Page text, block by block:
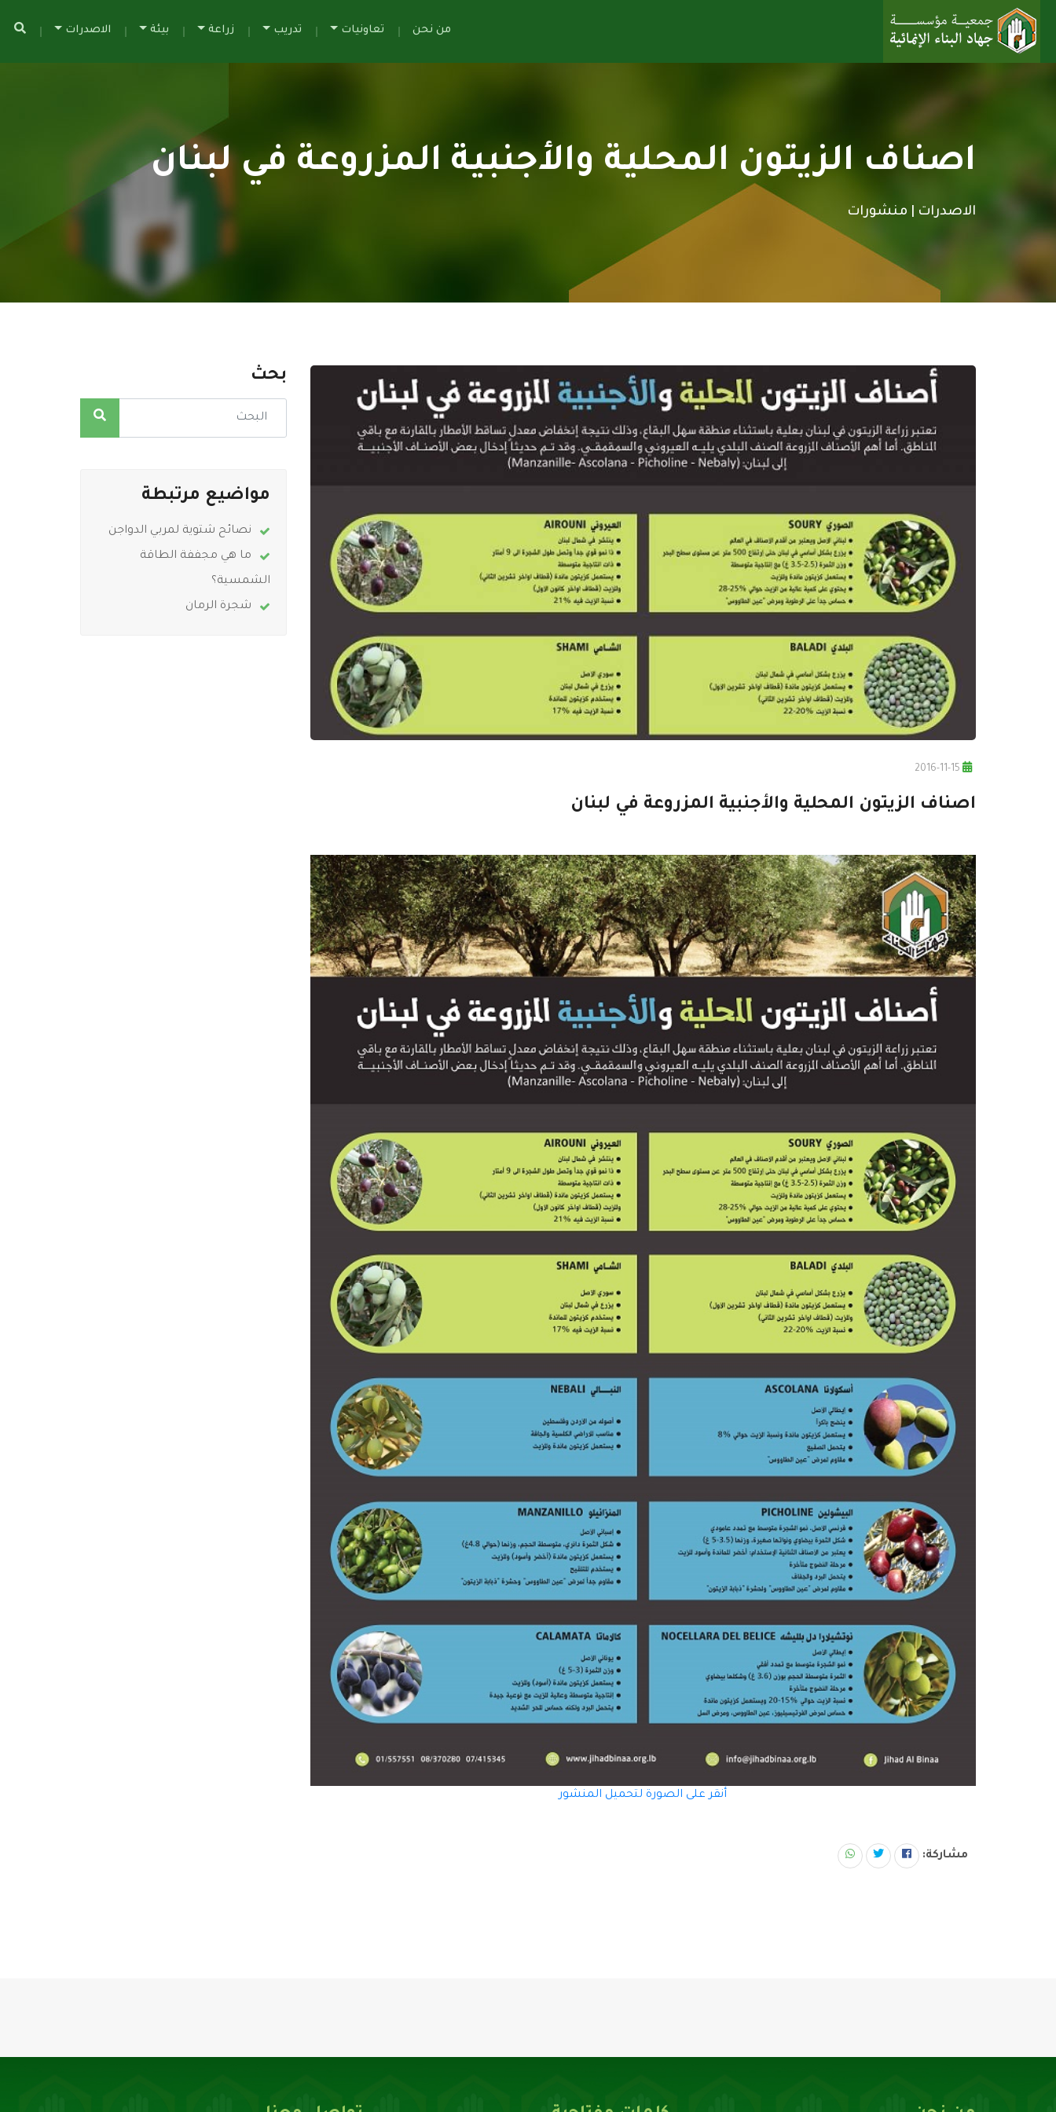
من نحن تعاونيات تدريب زراعة بيئة الاصدرات
اصناف الزيتون المحلية والأجنبية المزروعة في لبنان
الاصدرات | منشورات
اصناف الزيتون المحلية والأجنبية المزروعة في لبنان
أنقر على الصورة لتحميل المنشور
مشاركة:
بحث
مواضيع مرتبطة
نصائح شتوية لمربي الدواجن
ما هي مجففة الطاقة
الشمسية؟
شجرة الرمان